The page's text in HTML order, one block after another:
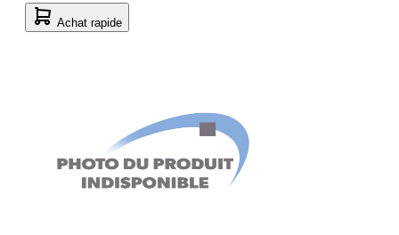
Achat rapide